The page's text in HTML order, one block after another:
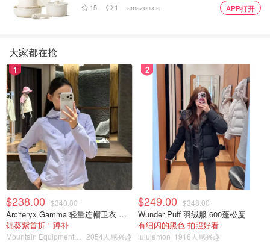
15 1 amazon.ca APP打开
大家都在抢
1
$238.00 $340.00
Arc'teryx Gamma 轻量连帽卫衣 女款
锦葵紫首折！蹲补
2054人感兴趣
2
$249.00 $348.00
Wunder Puff 羽绒服 600蓬松度
有细闪的黑色 拍照好看
lululemon 1916人感兴趣